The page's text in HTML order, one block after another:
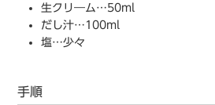
⽣クリ―ム…50ml
だし汁…100ml
塩…少々
手順